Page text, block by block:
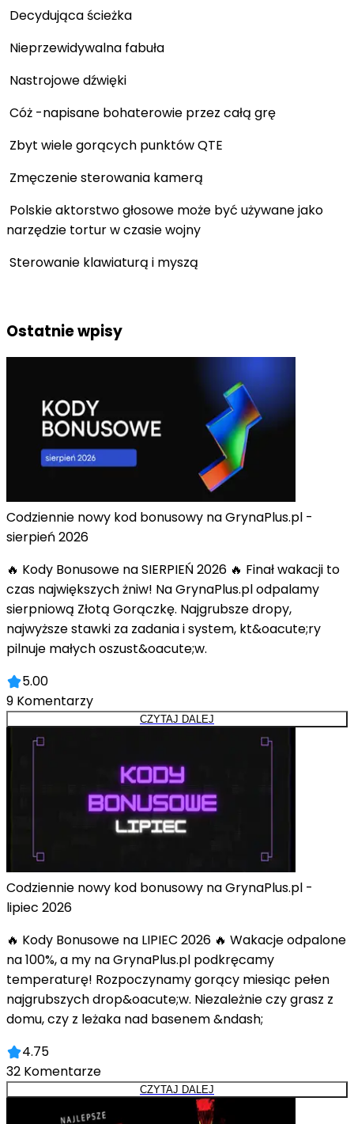
Decydująca ścieżka
Nieprzewidywalna fabuła
Nastrojowe dźwięki
Cóż -napisane bohaterowie przez całą grę
Zbyt wiele gorących punktów QTE
Zmęczenie sterowania kamerą
Polskie aktorstwo głosowe może być używane jako
narzędzie tortur w czasie wojny
Sterowanie klawiaturą i myszą
Ostatnie wpisy
Codziennie nowy kod bonusowy na GrynaPlus.pl -
sierpień 2026
🔥 Kody Bonusowe na SIERPIEŃ 2026 🔥 Finał wakacji to
czas największych żniw! Na GrynaPlus.pl odpalamy
sierpniową Złotą Gorączkę. Najgrubsze dropy,
najwyższe stawki za zadania i system, kt&oacute;ry
pilnuje małych oszust&oacute;w.
5.00
9 Komentarzy
CZYTAJ DALEJ
Codziennie nowy kod bonusowy na GrynaPlus.pl -
lipiec 2026
🔥 Kody Bonusowe na LIPIEC 2026 🔥 Wakacje odpalone
na 100%, a my na GrynaPlus.pl podkręcamy
temperaturę! Rozpoczynamy gorący miesiąc pełen
najgrubszych drop&oacute;w. Niezależnie czy grasz z
domu, czy z leżaka nad basenem &ndash;
4.75
32 Komentarze
CZYTAJ DALEJ